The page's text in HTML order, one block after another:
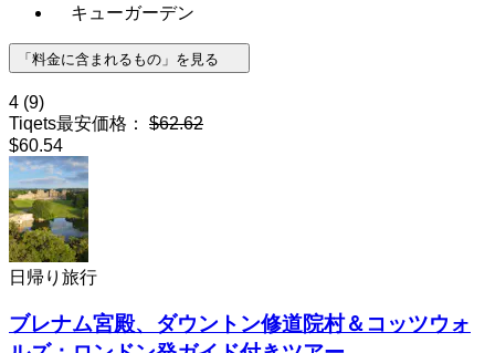
キューガーデン
「料金に含まれるもの」を見る
4 (9)
Tiqets最安価格： $62.62
$60.54
日帰り旅行
ブレナム宮殿、ダウントン修道院村＆コッツウォ